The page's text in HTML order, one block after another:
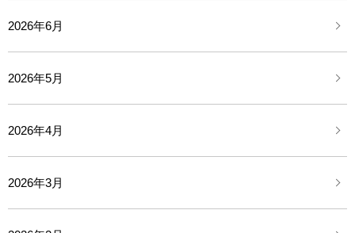
2026年6月
2026年5月
2026年4月
2026年3月